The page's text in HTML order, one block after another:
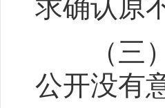
求确认原
（三）
公开没有